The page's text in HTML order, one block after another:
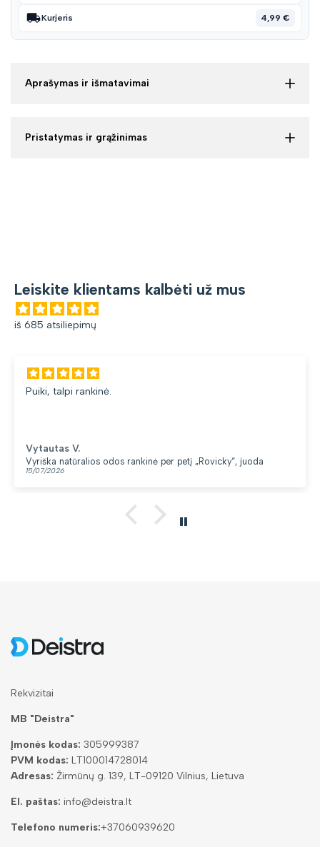
Kurjeris 4,99 €
Aprašymas ir išmatavimai
Pristatymas ir grąžinimas
Leiskite klientams kalbėti už mus
iš 685 atsiliepimų
Puiki, talpi rankinė.
Vytautas V.
Vyriška natūralios odos rankinė per petį „Rovicky“, juoda
15/07/2026
Rekvizitai
MB "Deistra"
Įmonės kodas: 305999387
PVM kodas: LT100014728014
Adresas: Žirmūnų g. 139, LT-09120 Vilnius, Lietuva
El. paštas: info@deistra.lt
Telefono numeris:+37060939620